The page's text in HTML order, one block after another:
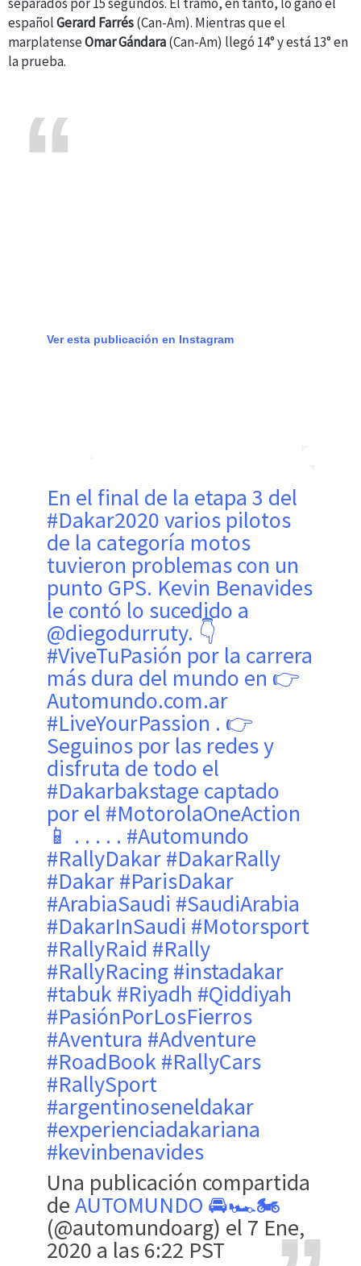
españolGerard Farrés(Can-Am). Mientras que el
marplatenseOmar Gándara(Can-Am) llegó 14° y está 13° en
la prueba.
Ver esta publicación en Instagram
En el final de la etapa 3 del
#Dakar2020 varios pilotos
de la categoría motos
tuvieron problemas con un
punto GPS. Kevin Benavides
le contó lo sucedido a
@diegodurruty. 👇
#ViveTuPasión por la carrera
más dura del mundo en 👉
Automundo.com.ar
#LiveYourPassion . 👉
Seguinos por las redes y
disfruta de todo el
#Dakarbakstage captado
por el #MotorolaOneAction
📱 . . . . . #Automundo
#RallyDakar #DakarRally
#Dakar #ParisDakar
#ArabiaSaudi #SaudiArabia
#DakarInSaudi #Motorsport
#RallyRaid #Rally
#RallyRacing #instadakar
#tabuk #Riyadh #Qiddiyah
#PasiónPorLosFierros
#Aventura #Adventure
#RoadBook #RallyCars
#RallySport
#argentinoseneldakar
#experienciadakariana
#kevinbenavides
Una publicación compartida
deAUTOMUNDO 🚘🏎️🏍️
(@automundoarg) el 7 Ene,
2020 a las 6:22 PST